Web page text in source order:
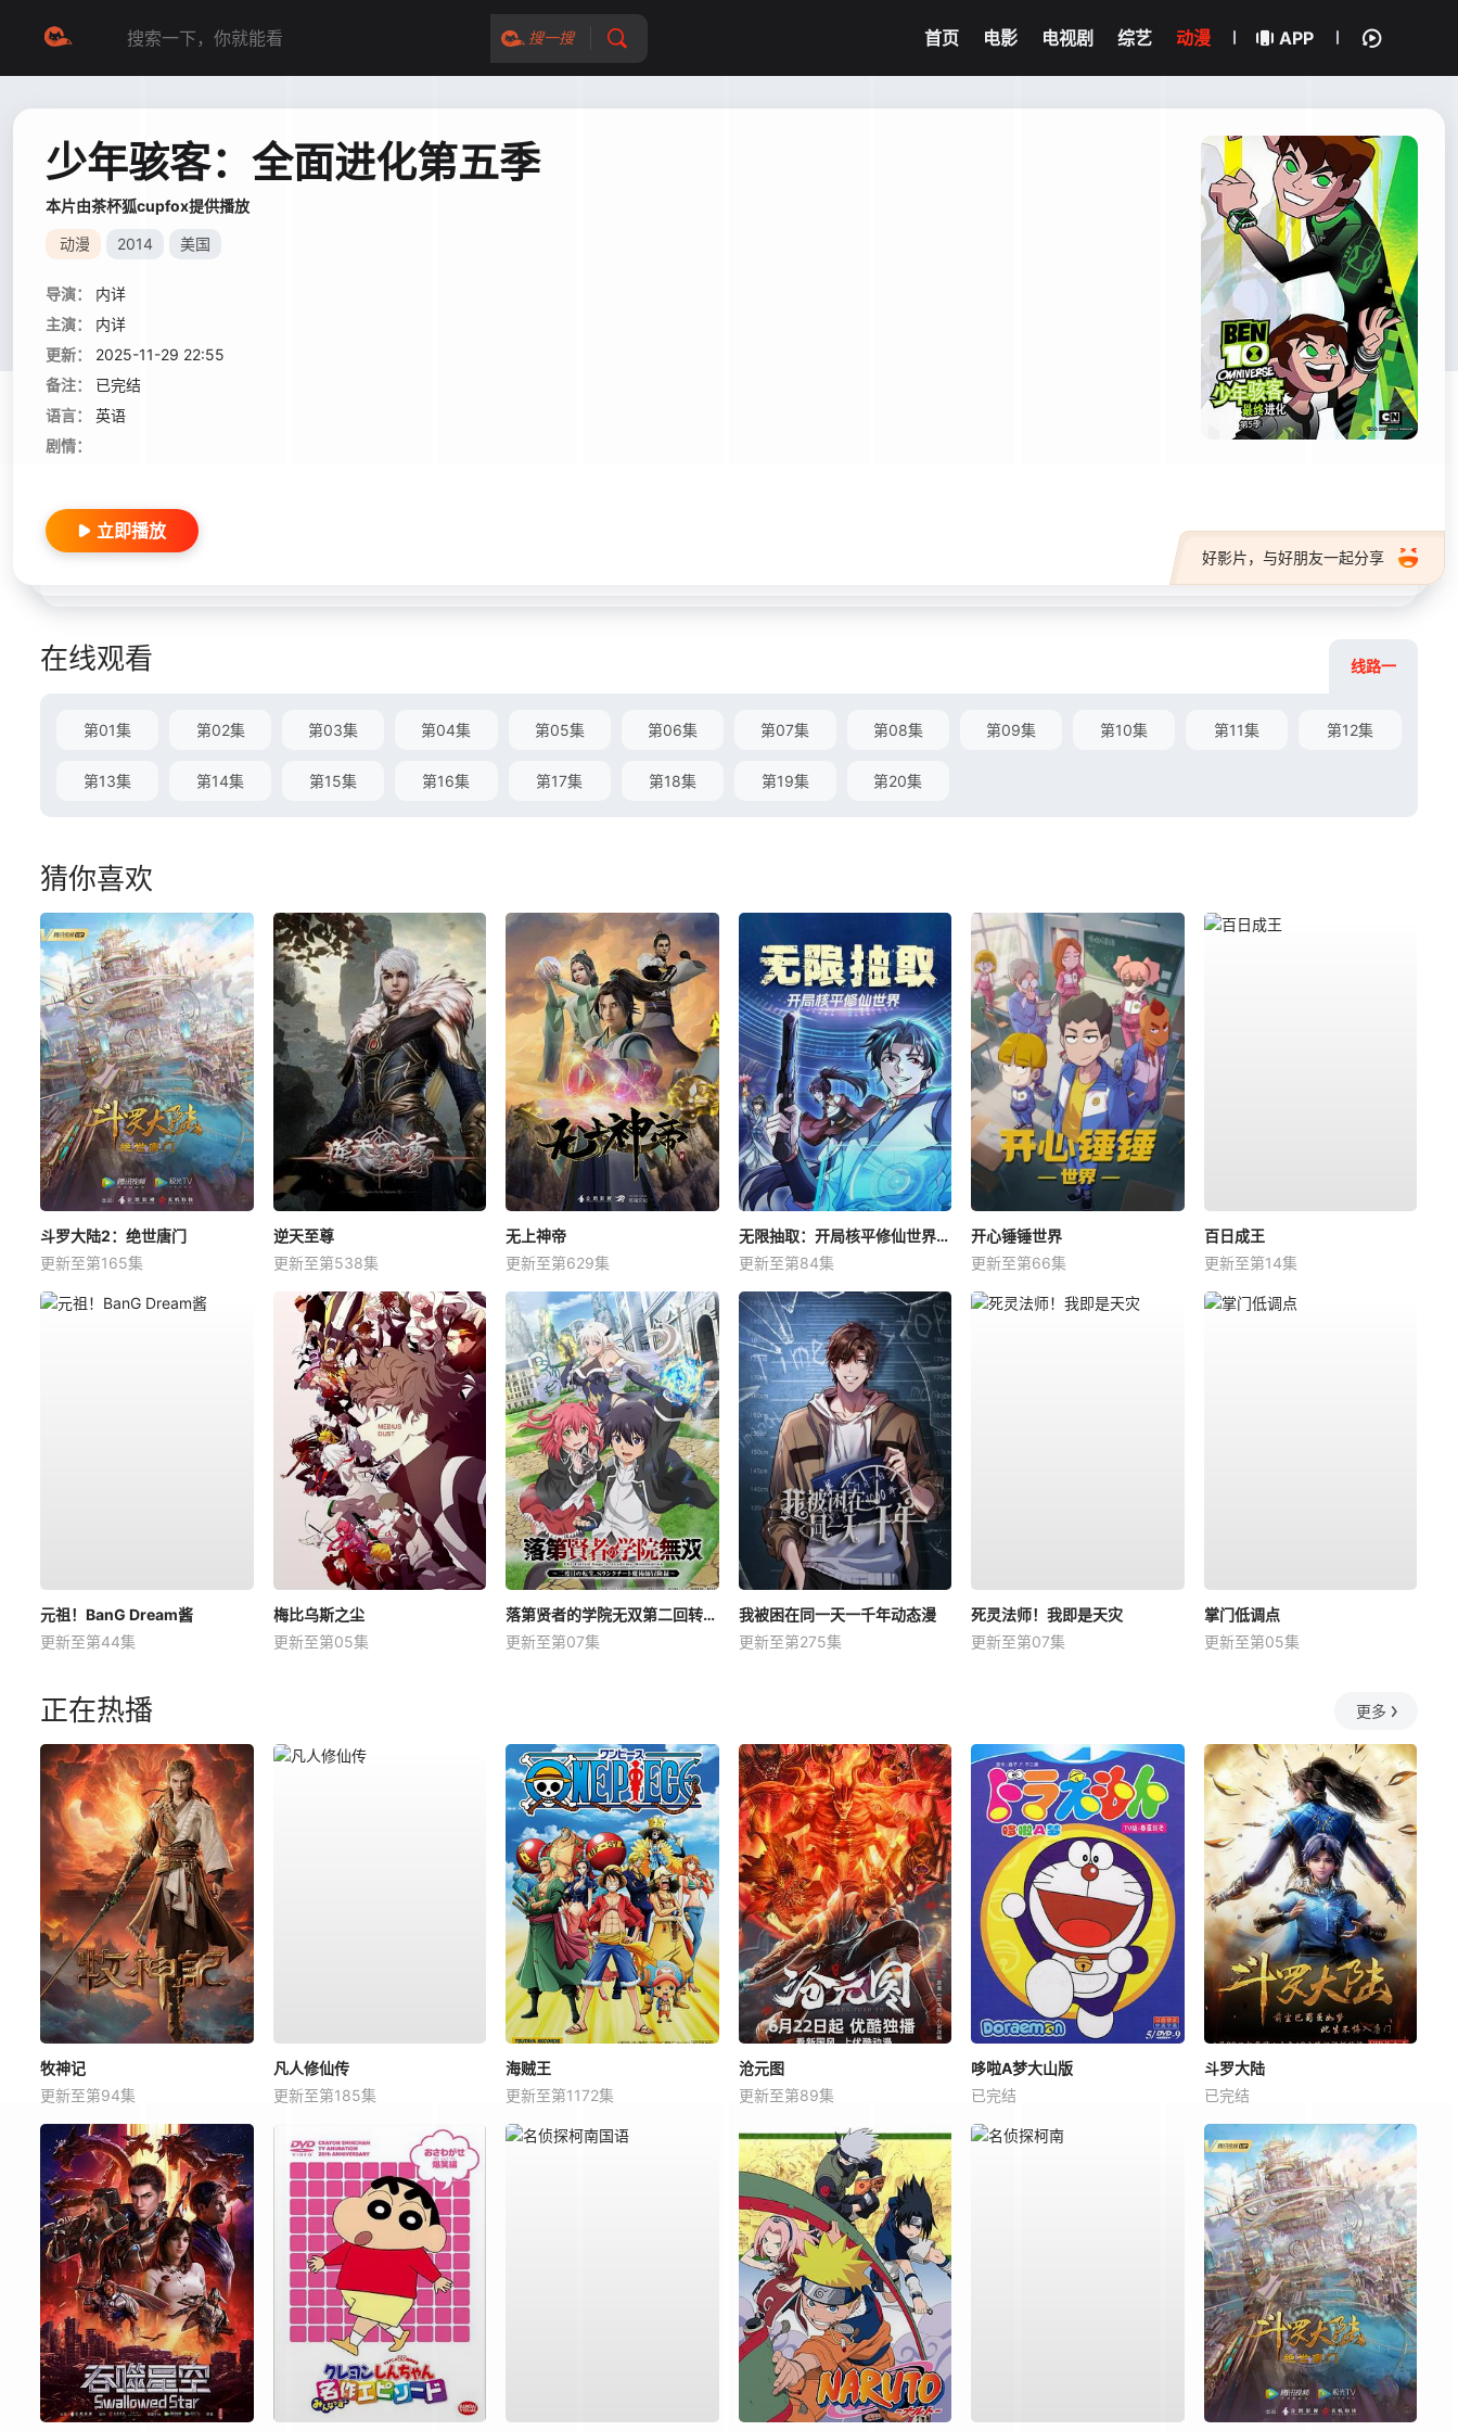
搜一搜 首页 电影 电视剧 综艺 动漫 APP
少年骇客：全面进化第五季
本片由茶杯狐cupfox提供播放
动漫 2014 美国
导演：
内详
主演：
内详
更新：
2025-11-29 22:55
备注：
已完结
语言：
英语
剧情：
好影片，与好朋友一起分享
立即播放
在线观看 线路一
第01集 第02集 第03集 第04集 第05集 第06集 第07集 第08集 第09集 第10集 第11集 第12集
第13集 第14集 第15集 第16集 第17集 第18集 第19集 第20集
猜你喜欢
斗罗大陆2：绝世唐门
更新至第165集
逆天至尊
更新至第538集
无上神帝
更新至第629集
无限抽取：开局核平修仙世界动态漫
更新至第84集
开心锤锤世界
更新至第66集
百日成王
更新至第14集
元祖！BanG Dream酱
更新至第44集
梅比乌斯之尘
更新至第05集
落第贤者的学院无双第二回转生，S等级作弊魔术师冒险记
更新至第07集
我被困在同一天一千年动态漫
更新至第275集
死灵法师！我即是天灾
更新至第07集
掌门低调点
更新至第05集
正在热播 更多
牧神记
更新至第94集
凡人修仙传
更新至第185集
海贼王
更新至第1172集
沧元图
更新至第89集
哆啦A梦大山版
已完结
斗罗大陆
已完结